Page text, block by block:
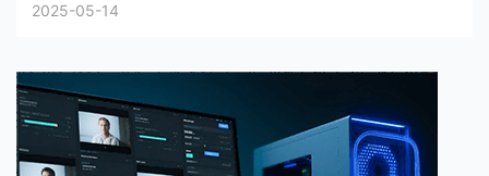
2025-05-14